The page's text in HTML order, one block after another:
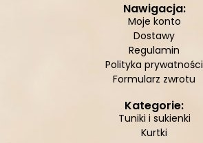
Nawigacja:
Moje konto
Dostawy
Regulamin
Polityka prywatności
Formularz zwrotu
Kategorie:
Tuniki i sukienki
Kurtki